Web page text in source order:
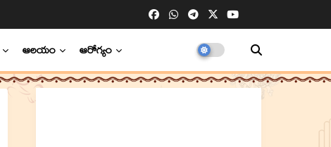
ఆలయం ఆరోగ్యం